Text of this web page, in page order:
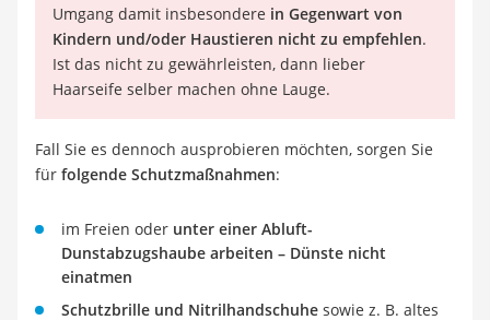
Umgang damit insbesondere in Gegenwart von
Kindern und/oder Haustieren nicht zu empfehlen.
Ist das nicht zu gewährleisten, dann lieber
Haarseife selber machen ohne Lauge.
Fall Sie es dennoch ausprobieren möchten, sorgen Sie
für folgende Schutzmaßnahmen:
im Freien oder unter einer Abluft-
Dunstabzugshaube arbeiten – Dünste nicht
einatmen
Schutzbrille und Nitrilhandschuhe sowie z. B. altes